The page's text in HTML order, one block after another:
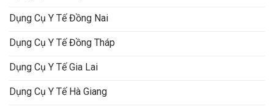
Dụng Cụ Y Tế Đồng Nai
Dụng Cụ Y Tế Đồng Tháp
Dụng Cụ Y Tế Gia Lai
Dụng Cụ Y Tế Hà Giang